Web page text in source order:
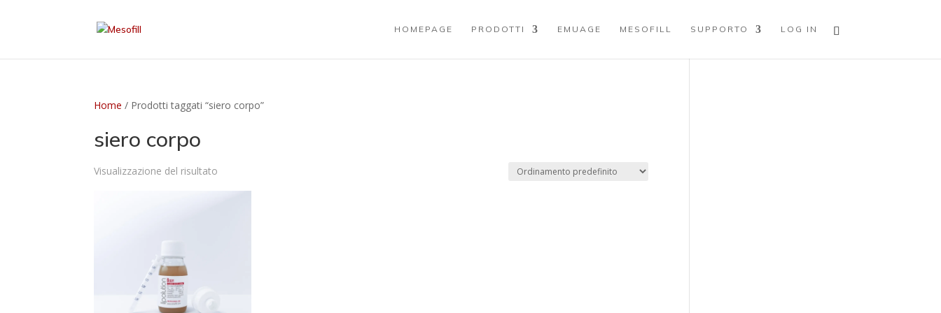
HOMEPAGE PRODOTTI EMUAGE MESOFILL SUPPORTO LOG IN
Home / Prodotti taggati “siero corpo”
siero corpo
Visualizzazione del risultato